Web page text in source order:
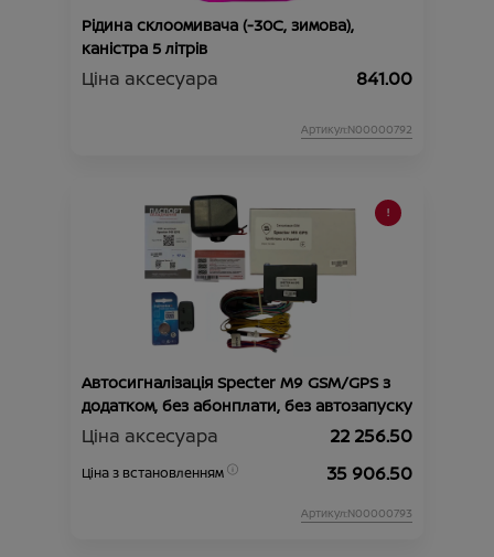
Рідина склоомивача (-30C, зимова),
каністра 5 літрів
Ціна аксесуара 841.00
Артикул:N00000792
Автосигналізація Specter M9 GSM/GPS з
додатком, без абонплати, без автозапуску
Ціна аксесуара 22 256.50
Ціна з встановленням 35 906.50
Артикул:N00000793